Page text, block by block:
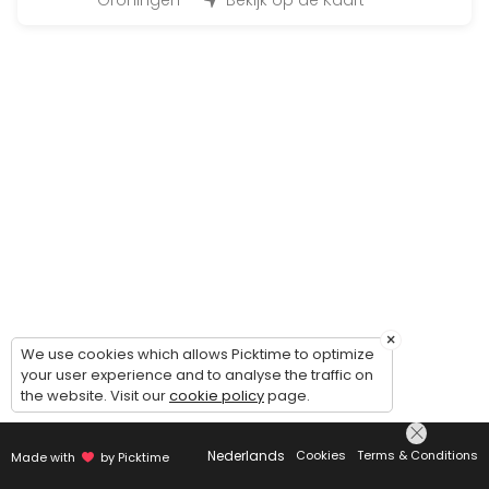
15 min · EUR14.99
10 min
Verrekijker winkel bezoek
30 min
Huur foto studio (1/2 dag)
Made with by Picktime Nederlands Cookies Terms & Conditions
×
We use cookies which allows Picktime to optimize
your user experience and to analyse the traffic on
the website. Visit ourcookie policypage.